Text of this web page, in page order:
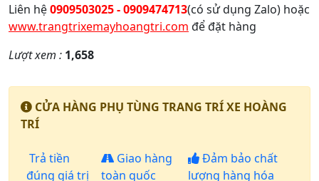
Liên hệ0909503025 - 0909474713(có sử dụng Zalo) hoặc
www.trangtrixemayhoangtri.com để đặt hàng
Lượt xem : 1,658
CỬA HÀNG PHỤ TÙNG TRANG TRÍ XE HOÀNG
TRÍ
Trả tiền
đúng giá trị
Giao hàng
toàn quốc
Đảm bảo chất
lượng hàng hóa